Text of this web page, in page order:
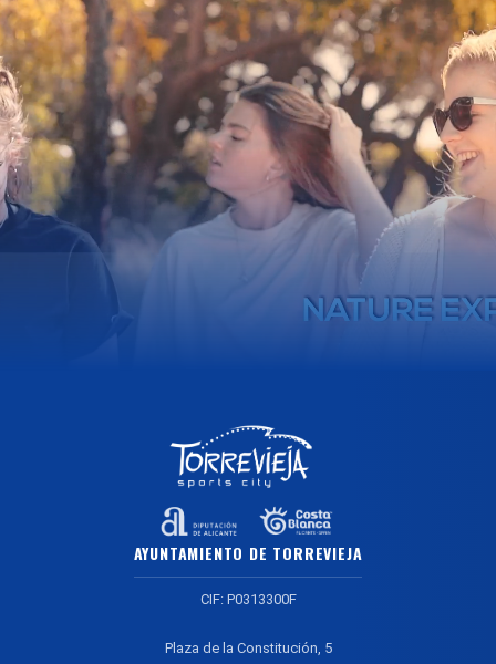
AYUNTAMIENTO DE TORREVIEJA
CIF: P0313300F
Plaza de la Constitución, 5